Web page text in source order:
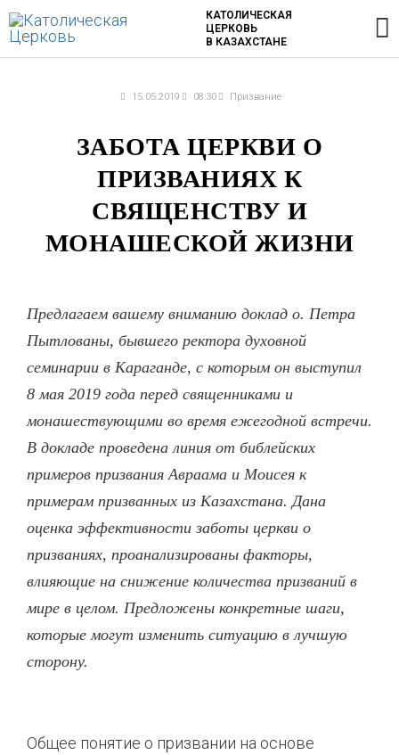
Перейти
содержимому
КАТОЛИЧЕСКАЯ
ЦЕРКОВЬ
В КАЗАХСТАНЕ
15.05.2019 08:30 Призвание
ЗАБОТА ЦЕРКВИ О
ПРИЗВАНИЯХ К
СВЯЩЕНСТВУ И
МОНАШЕСКОЙ ЖИЗНИ
Предлагаем вашему вниманию доклад о. Петра
Пытлованы, бывшего ректора духовной
семинарии в Караганде, с которым он выступил
8 мая 2019 года перед священниками и
монашествующими во время ежегодной встречи.
В докладе проведена линия от библейских
примеров призвания Авраама и Моисея к
примерам призванных из Казахстана. Дана
оценка эффективности заботы церкви о
призваниях, проанализированы факторы,
влияющие на снижение количества призваний в
мире в целом. Предложены конкретные шаги,
которые могут изменить ситуацию в лучшую
сторону.
Общее понятие о призвании на основе